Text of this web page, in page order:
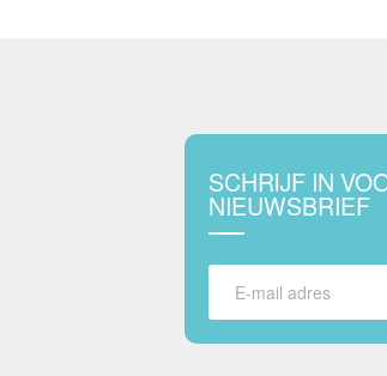
SCHRIJF IN
NIEUWSBRIEF